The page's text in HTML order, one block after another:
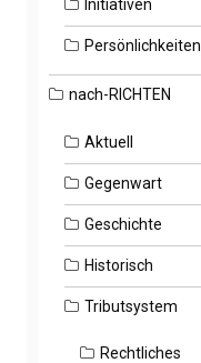
Initiativen
Persönlichkeiten
nach-RICHTEN
Aktuell
Gegenwart
Geschichte
Historisch
Tributsystem
Rechtliches